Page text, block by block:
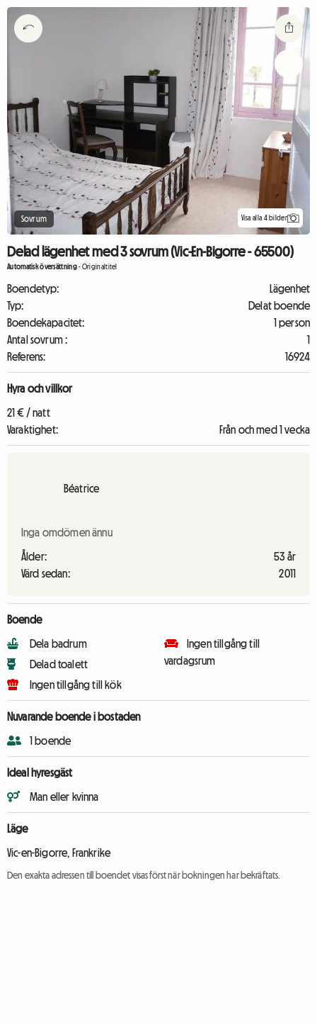
Sovrum Visa alla 4 bilder
Delad lägenhet med 3 sovrum (Vic-En-Bigorre - 65500)
Automatisk översättning-Originaltitel
Boendetyp:
Lägenhet
Typ:
Delat boende
Boendekapacitet:
1 person
Antal sovrum :
1
Referens:
16924
Hyra och villkor
21 € / natt
Varaktighet:
Från och med 1 vecka
Béatrice
Inga omdömen ännu
Ålder:
53 år
Värd sedan:
2011
Boende
Dela badrum
Delad toalett
Ingen tillgång till kök
Ingen tillgång till
vardagsrum
Nuvarande boende i bostaden
1 boende
Ideal hyresgäst
Man eller kvinna
Läge
Vic-en-Bigorre, Frankrike
Den exakta adressen till boendet visas först när bokningen har bekräftats.